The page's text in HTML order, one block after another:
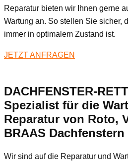
Reparatur bieten wir Ihnen gerne
Wartung an. So stellen Sie sicher,
immer in optimalem Zustand ist.
JETZT ANFRAGEN
DACHFENSTER-
Spezialist für die
Reparatur von Roto,
BRAAS
Wir sind auf die Reparatur und